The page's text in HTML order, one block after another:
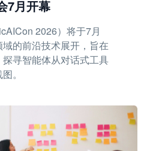
7月开幕
2026）将于7月
的前沿技术展开，旨在
寻智能体从对话式工具
。